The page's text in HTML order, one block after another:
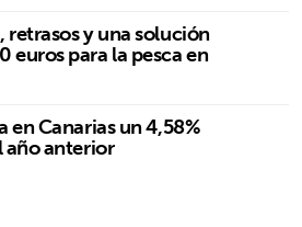
retrasos y una solución
euros para la pesca en
en Canarias un 4,58%
año anterior